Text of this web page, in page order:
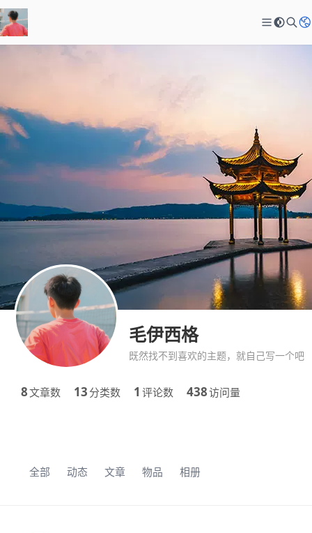
毛伊西格
既然找不到喜欢的主题，就自己写一个吧
8文章数 13 分类数 1 评论数 438访问量
全部 动态 文章 物品 相册